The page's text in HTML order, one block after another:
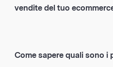
vendite del tuo
Come sapere quali sono